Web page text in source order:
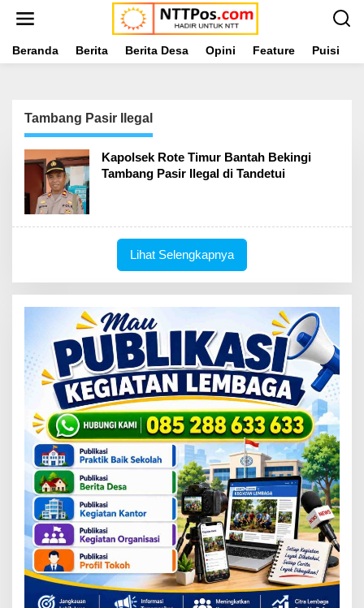
t
Beranda Berita Berita Desa Opini Feature Puisi
Tambang Pasir Ilegal
Kapolsek Rote Timur Bantah Bekingi
Tambang Pasir Ilegal di Tandetui
Lihat Selengkapnya